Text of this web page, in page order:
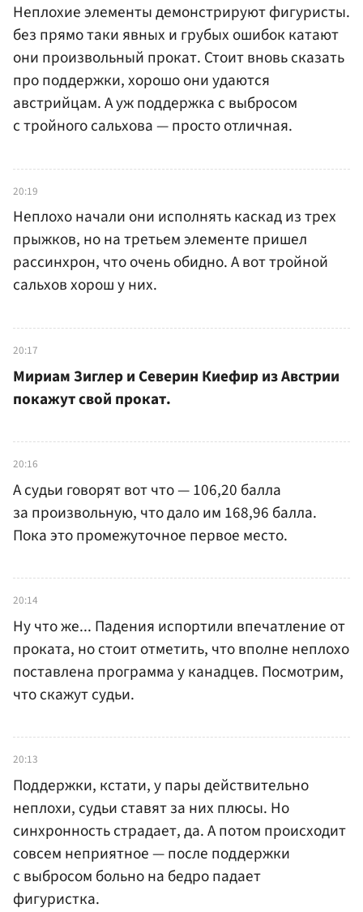
Неплохие элементы демонстрируют фигуристы.
без прямо таки явных и грубых ошибок катают
они произвольный прокат. Стоит вновь сказать
про поддержки, хорошо они удаются
австрийцам. А уж поддержка с выбросом
с тройного сальхова — просто отличная.
20:19
Неплохо начали они исполнять каскад из трех
прыжков, но на третьем элементе пришел
рассинхрон, что очень обидно. А вот тройной
сальхов хорош у них.
20:17
Мириам Зиглер и Северин Киефир из Австрии
покажут свой прокат.
20:16
А судьи говорят вот что — 106,20 балла
за произвольную, что дало им 168,96 балла.
Пока это промежуточное первое место.
20:14
Ну что же... Падения испортили впечатление от
проката, но стоит отметить, что вполне неплохо
поставлена программа у канадцев. Посмотрим,
что скажут судьи.
20:13
Поддержки, кстати, у пары действительно
неплохи, судьи ставят за них плюсы. Но
синхронность страдает, да. А потом происходит
совсем неприятное — после поддержки
с выбросом больно на бедро падает
фигуристка.